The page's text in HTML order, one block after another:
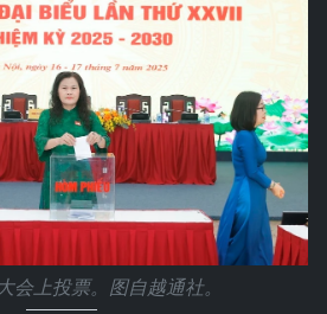
会上投票。图自越通社。